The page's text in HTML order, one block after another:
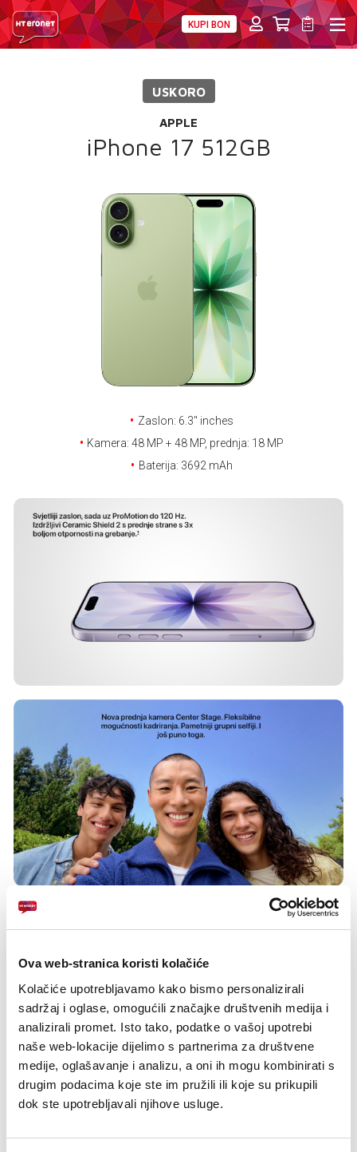
Ova web-stranica koristi kolačiće
Kolačiće upotrebljavamo kako bismo personalizirali
sadržaj i oglase, omogućili značajke društvenih medija i
analizirali promet. Isto tako, podatke o vašoj upotrebi
naše web-lokacije dijelimo s partnerima za društvene
medije, oglašavanje i analizu, a oni ih mogu kombinirati s
drugim podacima koje ste im pružili ili koje su prikupili
dok ste upotrebljavali njihove usluge.
KUPI BON
PRIJENOS BROJA
TELEFONSKI IMENIK
USKORO
APPLE
iPhone 17 512GB
Zaslon: 6.3'' inches
Kamera: 48 MP + 48 MP, prednja: 18 MP
Baterija: 3692 mAh